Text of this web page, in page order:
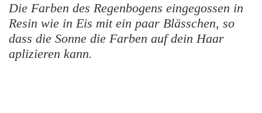
Die Farben des Regenbogens eingegossen in
Resin wie in Eis mit ein paar Blässchen, so
dass die Sonne die Farben auf dein Haar
aplizieren kann.